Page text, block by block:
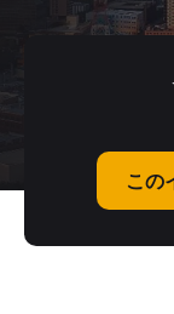
この